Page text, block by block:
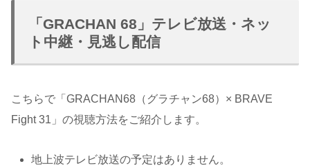
「GRACHAN 68」テレビ放送・ネッ
ト中継・見逃し配信
こちらで「GRACHAN68（グラチャン68）× BRAVE
Fight 31」の視聴方法をご紹介します。
地上波テレビ放送の予定はありません。